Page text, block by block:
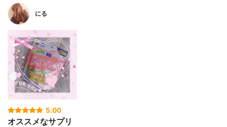
にる
5.00
オススメなサプリ